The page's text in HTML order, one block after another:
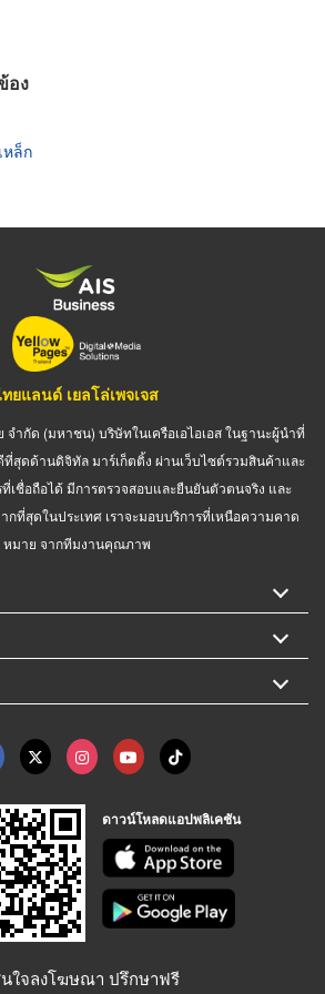
อง
หล็ก
ยแลนด์ เยลโล่เพจเจส
จำกัด (มหาชน) บริษัทในเครือเอไอเอส ในฐานะผู้นำที่
สุดด้านดิจิทัล มาร์เก็ตติ้ง ผ่านเว็บไซต์รวมสินค้าและ
เชื่อถือได้ มีการตรวจสอบและยืนยันตัวตนจริง และ
ที่สุดในประเทศ เราจะมอบบริการที่เหนือความคาด
หมาย จากทีมงานคุณภาพ
ดาวน์โหลดแอปพลิเคชัน
ใจลงโฆษณา ปรึกษาฟรี